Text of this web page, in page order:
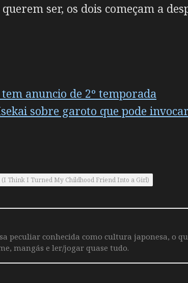
ser, os dois começam a
anuncio de 2º temporada
sobre garoto que pode
Think I Turned My Childhood Friend Into a Girl)
peculiar conhecida como cultura japonesa, o
mangás e ler/jogar quase tudo.